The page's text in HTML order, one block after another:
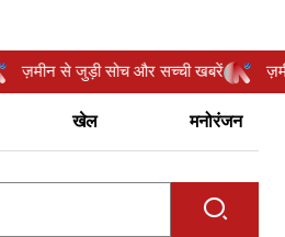
खबरें ज़मीन से जुड़ी सोच और सच्ची खबरें
खेल मनोरंजन